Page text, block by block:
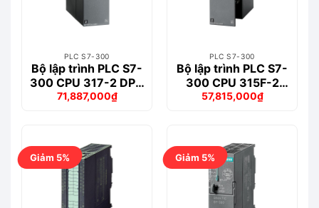
PLC S7-300
Bộ lập trình PLC S7-
300 CPU 317-2 DP –
6ES7317-2AK14-
Giá
71,887,000₫
Giá
71,887,000₫.
PLC S7-300
Bộ lập trình PLC S7-
300 CPU 315F-2
PN/DP – 6ES7315-
Giá
57,815,000₫
Giá
57,815,000₫.
Giảm 5%
Giảm 5%